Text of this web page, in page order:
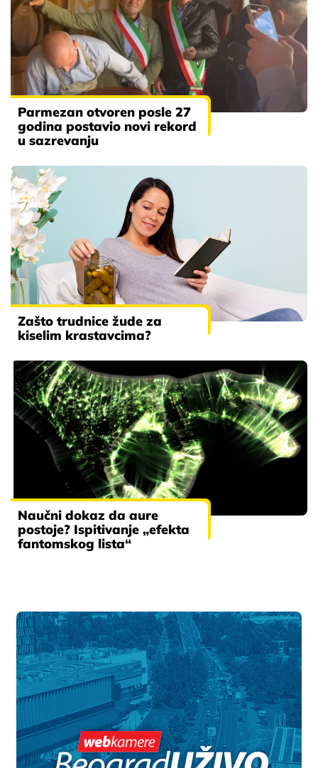
Parmezan otvoren posle 27
godina postavio novi rekord
u sazrevanju
Zašto trudnice žude za
kiselim krastavcima?
Naučni dokaz da aure
postoje? Ispitivanje „efekta
fantomskog lista“